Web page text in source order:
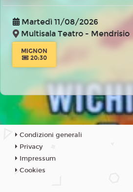
Martedì 11/08/2026
Multisala Teatro - Mendrisio
MIGNON
20:30
Condizioni generali
Privacy
Impressum
Cookies